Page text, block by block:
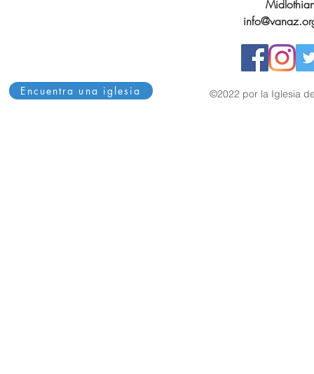
Encuentra una iglesia ©2022 por la Iglesia